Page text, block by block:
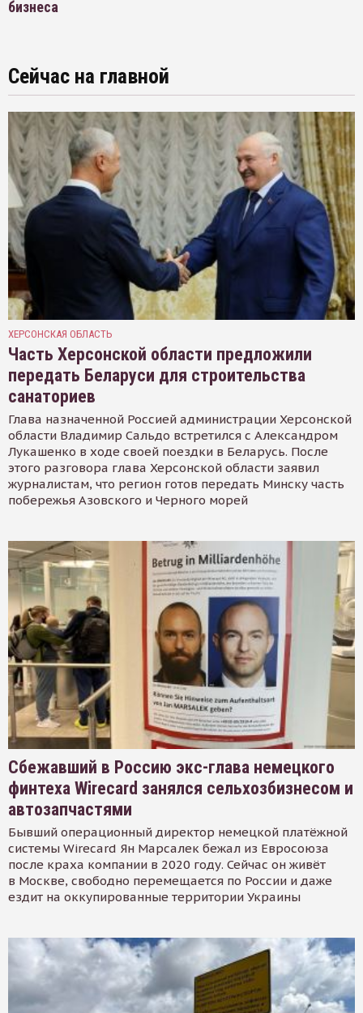
бизнеса
Сейчас на главной
ХЕРСОНСКАЯ ОБЛАСТЬ
Часть Херсонской области предложили
передать Беларуси для строительства
санаториев
Глава назначенной Россией администрации Херсонской
области Владимир Сальдо встретился с Александром
Лукашенко в ходе своей поездки в Беларусь. После
этого разговора глава Херсонской области заявил
журналистам, что регион готов передать Минску часть
побережья Азовского и Черного морей
Сбежавший в Россию экс-глава немецкого
финтеха Wirecard занялся сельхозбизнесом и
автозапчастями
Бывший операционный директор немецкой платёжной
системы Wirecard Ян Марсалек бежал из Евросоюза
после краха компании в 2020 году. Сейчас он живёт
в Москве, свободно перемещается по России и даже
ездит на оккупированные территории Украины